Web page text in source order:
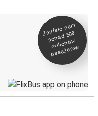
Zaufało na
m
ponad 500
milionó
w
pasażeró
w